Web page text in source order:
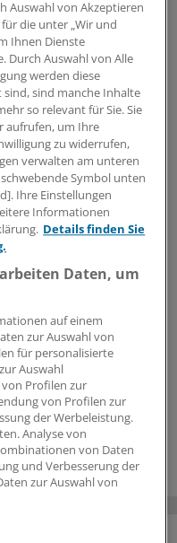
verändert hat
sind Investments in
geworden. In der
diskutieren
auch
weniger oft
für die Rendite oft
und verkauft, riskiert
Kosten. Doch es
Auswahl von Akzeptieren
die unter „Wir und
Ihnen Dienste
Durch Auswahl von Alle
werden diese
sind manche Inhalte
so relevant für Sie. Sie
aufrufen, um Ihre
zu widerrufen,
verwalten am unteren
Symbol unten
Ihre Einstellungen
Informationen
Details finden Sie
Daten, um
auf einem
zur Auswahl von
für personalisierte
Auswahl
Profilen zur
von Profilen zur
der Werbeleistung.
Analyse von
von Daten
und Verbesserung der
zur Auswahl von